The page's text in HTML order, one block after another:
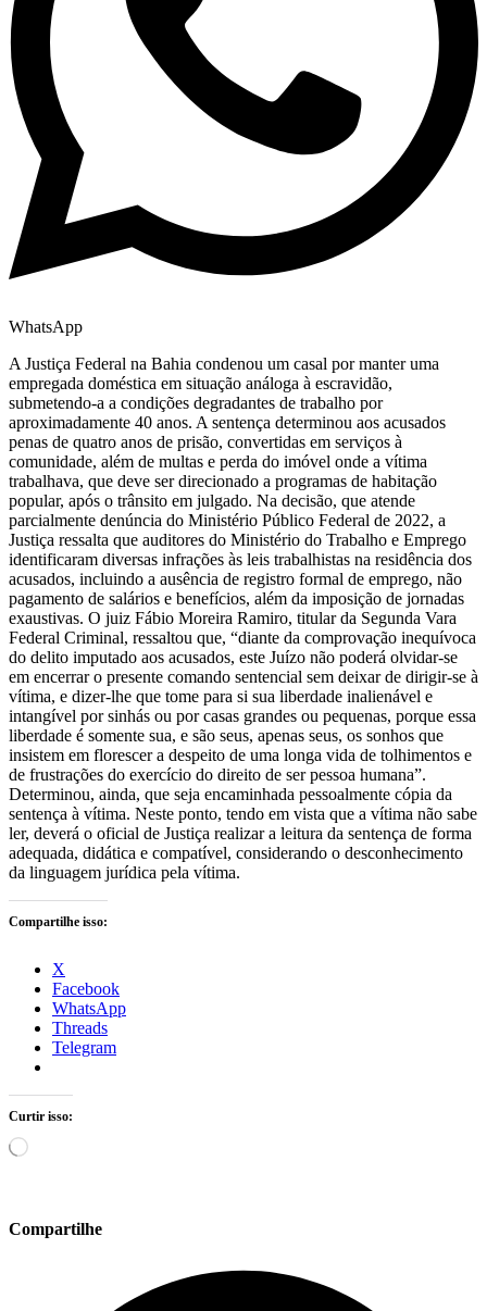
WhatsApp
A Justiça Federal na Bahia condenou um casal por manter uma
empregada doméstica em situação análoga à escravidão,
submetendo-a a condições degradantes de trabalho por
aproximadamente 40 anos. A sentença determinou aos acusados
penas de quatro anos de prisão, convertidas em serviços à
comunidade, além de multas e perda do imóvel onde a vítima
trabalhava, que deve ser direcionado a programas de habitação
popular, após o trânsito em julgado. Na decisão, que atende
parcialmente denúncia do Ministério Público Federal de 2022, a
Justiça ressalta que auditores do Ministério do Trabalho e Emprego
identificaram diversas infrações às leis trabalhistas na residência dos
acusados, incluindo a ausência de registro formal de emprego, não
pagamento de salários e benefícios, além da imposição de jornadas
exaustivas. O juiz Fábio Moreira Ramiro, titular da Segunda Vara
Federal Criminal, ressaltou que, “diante da comprovação inequívoca
do delito imputado aos acusados, este Juízo não poderá olvidar-se
em encerrar o presente comando sentencial sem deixar de dirigir-se à
vítima, e dizer-lhe que tome para si sua liberdade inalienável e
intangível por sinhás ou por casas grandes ou pequenas, porque essa
liberdade é somente sua, e são seus, apenas seus, os sonhos que
insistem em florescer a despeito de uma longa vida de tolhimentos e
de frustrações do exercício do direito de ser pessoa humana”.
Determinou, ainda, que seja encaminhada pessoalmente cópia da
sentença à vítima. Neste ponto, tendo em vista que a vítima não sabe
ler, deverá o oficial de Justiça realizar a leitura da sentença de forma
adequada, didática e compatível, considerando o desconhecimento
da linguagem jurídica pela vítima.
Compartilhe isso:
X
Facebook
WhatsApp
Threads
Telegram
Curtir isso:
Compartilhe